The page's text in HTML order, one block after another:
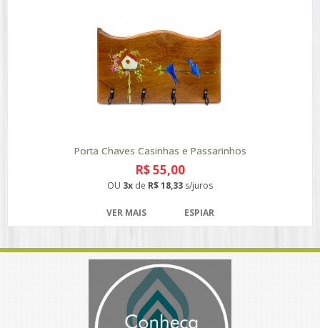
Porta Chaves Casinhas e Passarinhos
R$ 55,00
OU 3x de R$ 18,33 s/juros
VER MAIS ESPIAR